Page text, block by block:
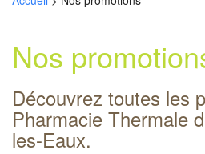
Nos
Découvrez toutes les
Pharmacie Thermale
les-Eaux.